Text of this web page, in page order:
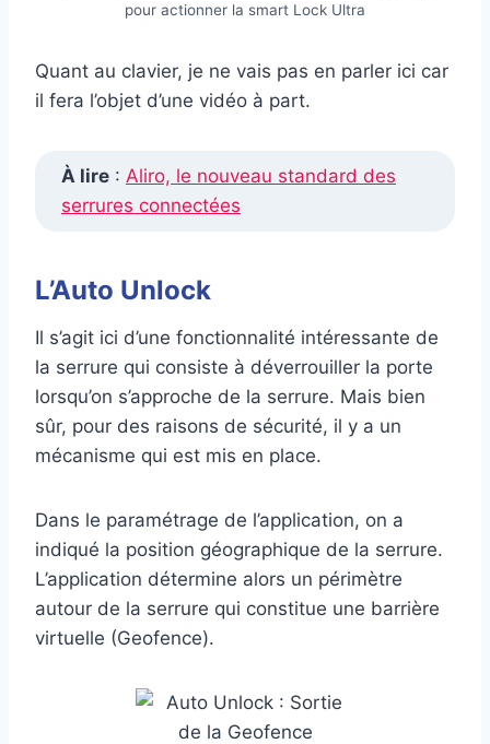
pour actionner la smart Lock Ultra
Quant au clavier, je ne vais pas en parler ici car
il fera l’objet d’une vidéo à part.
À lire : Aliro, le nouveau standard des
serrures connectées
L’Auto Unlock
Il s’agit ici d’une fonctionnalité intéressante de
la serrure qui consiste à déverrouiller la porte
lorsqu’on s’approche de la serrure. Mais bien
sûr, pour des raisons de sécurité, il y a un
mécanisme qui est mis en place.
Dans le paramétrage de l’application, on a
indiqué la position géographique de la serrure.
L’application détermine alors un périmètre
autour de la serrure qui constitue une barrière
virtuelle (Geofence).